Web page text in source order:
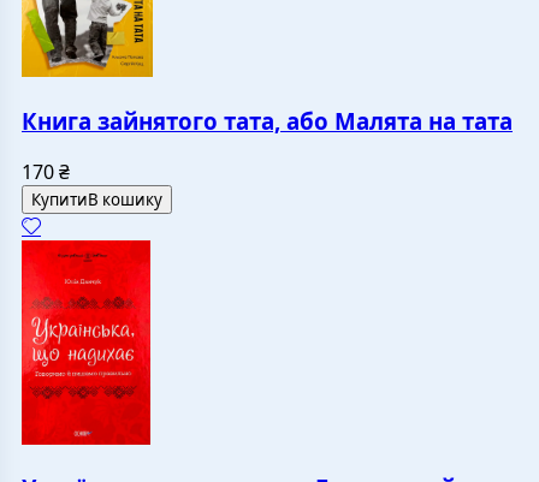
Книга зайнятого тата, або Малята на тата
170₴
КупитиВ кошику